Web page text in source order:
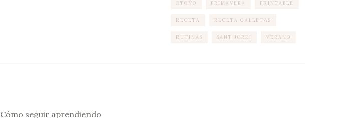
OTOÑO PRIMAVERA PRINTABLE
RECETA RECETA GALLETAS
RUTINAS SANT JORDI VERANO
Cómo seguir aprendiendo